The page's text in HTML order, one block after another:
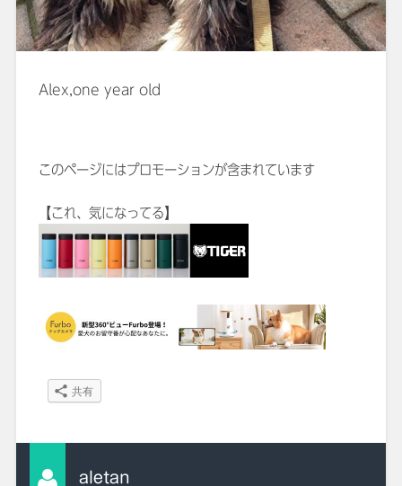
Alex,one year old
このページにはプロモーションが含まれています
【これ、気になってる】
共有
aletan